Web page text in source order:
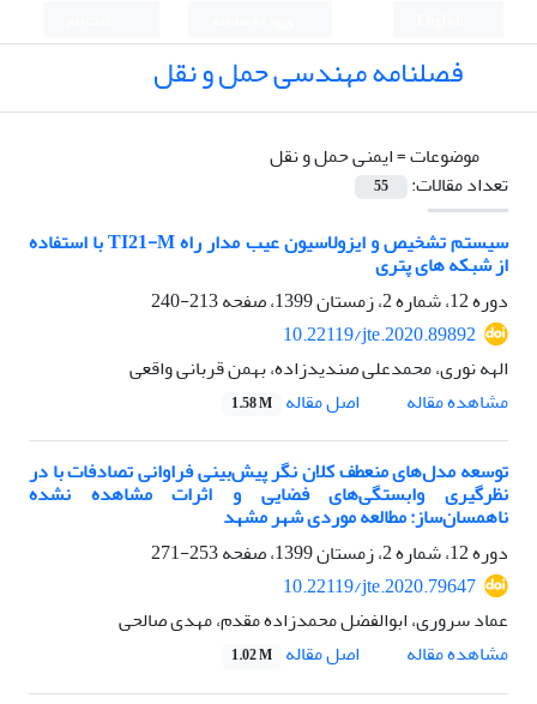
فصلنامه مهندسی حمل و نقل
موضوعات =ایمنی حمل و نقل
تعداد مقالات:
55
سیستم تشخیص و ایزولاسیون عیب مدار راه TI21-M با استفاده
از شبکه های پتری
دوره 12، شماره 2، زمستان 1399، صفحه
213-240
10.22119/jte.2020.89892
الهه نوری، محمدعلی صندیدزاده، بهمن قربانی واقعی
مشاهده مقاله
اصل مقاله 1.58 M
توسعه مدل‌های منعطف کلان نگر پیش‌بینی فراوانی تصادفات با در
نظرگیری وابستگی‌های فضایی و اثرات مشاهده نشده
ناهمسان‌ساز: مطالعه موردی شهر مشهد
دوره 12، شماره 2، زمستان 1399، صفحه
253-271
10.22119/jte.2020.79647
عماد سروری، ابوالفضل محمدزاده مقدم، مهدی صالحی
مشاهده مقاله
اصل مقاله 1.02 M